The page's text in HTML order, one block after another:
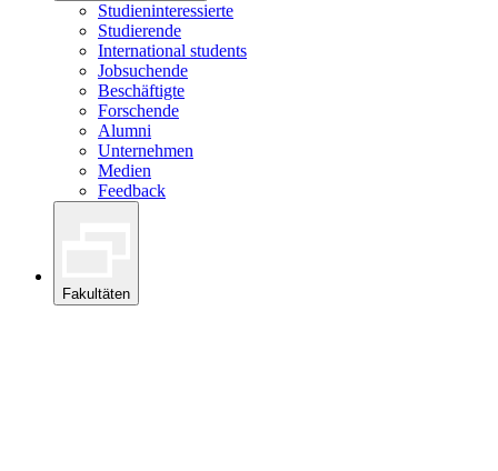
Studieninteressierte
Studierende
International students
Jobsuchende
Beschäftigte
Forschende
Alumni
Unternehmen
Medien
Feedback
Fakultäten